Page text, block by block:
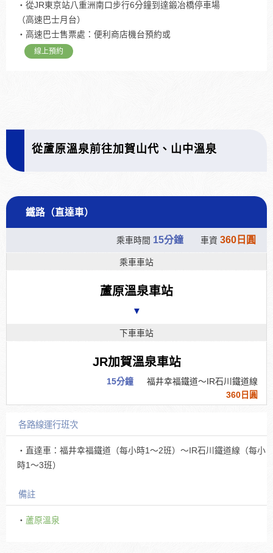
・從JR東京站八重洲南口步行6分鐘到達鍛冶橋停車場
（高速巴士月台）
・高速巴士售票處：便利商店機台預約或
線上預約
從蘆原溫泉前往加賀山代、山中溫泉
鐵路（直達車）
乘車時間 15分鐘 車資 360日圓
乘車車站
蘆原溫泉車站
▼
下車車站
JR加賀溫泉車站
15分鐘
福井幸福鐵道～IR石川鐵道線
360日圓
各路線運行班次
・直達車：福井幸福鐵道（每小時1～2班）～IR石川鐵道線（每小
時1～3班）
備註
・ 蘆原溫泉